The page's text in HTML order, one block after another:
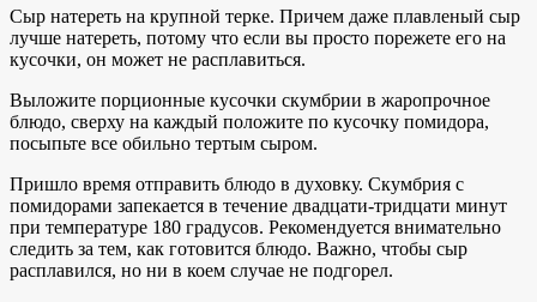
Сыр натереть на крупной терке. Причем даже плавленый сыр
лучше натереть, потому что если вы просто порежете его на
кусочки, он может не расплавиться.
Выложите порционные кусочки скумбрии в жаропрочное
блюдо, сверху на каждый положите по кусочку помидора,
посыпьте все обильно тертым сыром.
Пришло время отправить блюдо в духовку. Скумбрия с
помидорами запекается в течение двадцати-тридцати минут
при температуре 180 градусов. Рекомендуется внимательно
следить за тем, как готовится блюдо. Важно, чтобы сыр
расплавился, но ни в коем случае не подгорел.